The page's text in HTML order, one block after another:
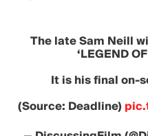
The late Sam Neill
‘LEGEND
It is his final on-
(Source: Deadline)